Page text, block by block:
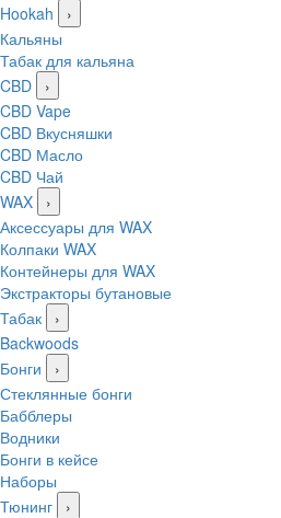
Hookah
›
Кальяны
Табак для кальяна
CBD
›
CBD Vape
CBD Вкусняшки
CBD Масло
CBD Чай
WAX
›
Аксессуары для WAX
Колпаки WAX
Контейнеры для WAX
Экстракторы бутановые
Табак
›
Backwoods
Бонги
›
Стеклянные бонги
Бабблеры
Водники
Бонги в кейсе
Наборы
Тюнинг
›